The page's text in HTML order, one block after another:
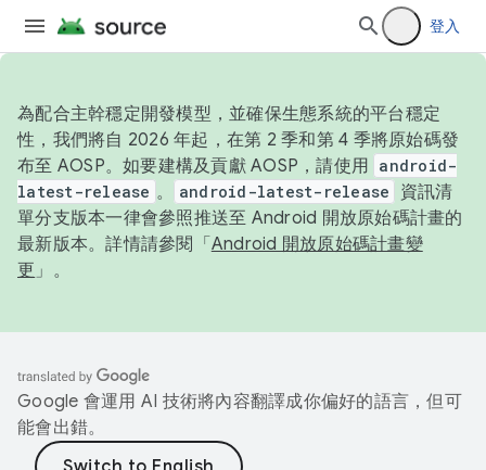
登入
為配合主幹穩定開發模型，並確保生態系統的平台穩定
性，我們將自 2026 年起，在第 2 季和第 4 季將原始碼發
布至 AOSP。如要建構及貢獻 AOSP，請使用 android-
latest-release 。 android-latest-release
資訊清
單分支版本一律會參照推送至 Android 開放原始碼計畫的
最新版本。詳情請參閱「 Android 開放原始碼計畫變
更 」。
Google 會運用 AI 技術將內容翻譯成你偏好的語言，但可
能會出錯。